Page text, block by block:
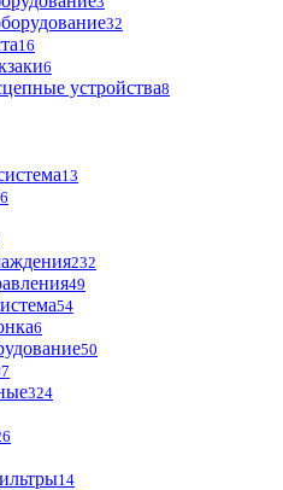
32
16
6
устройства8
13
232
49
54
6
50
324
14